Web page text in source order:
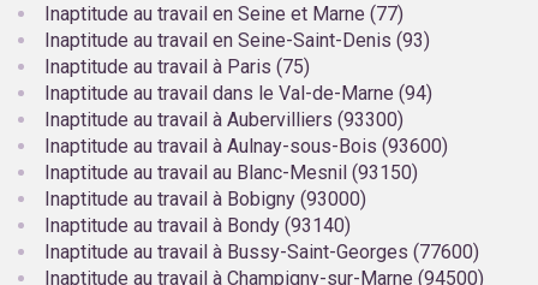
Inaptitude au travail en Seine et Marne (77)
Inaptitude au travail en Seine-Saint-Denis (93)
Inaptitude au travail à Paris (75)
Inaptitude au travail dans le Val-de-Marne (94)
Inaptitude au travail à Aubervilliers (93300)
Inaptitude au travail à Aulnay-sous-Bois (93600)
Inaptitude au travail au Blanc-Mesnil (93150)
Inaptitude au travail à Bobigny (93000)
Inaptitude au travail à Bondy (93140)
Inaptitude au travail à Bussy-Saint-Georges (77600)
Inaptitude au travail à Champigny-sur-Marne (94500)